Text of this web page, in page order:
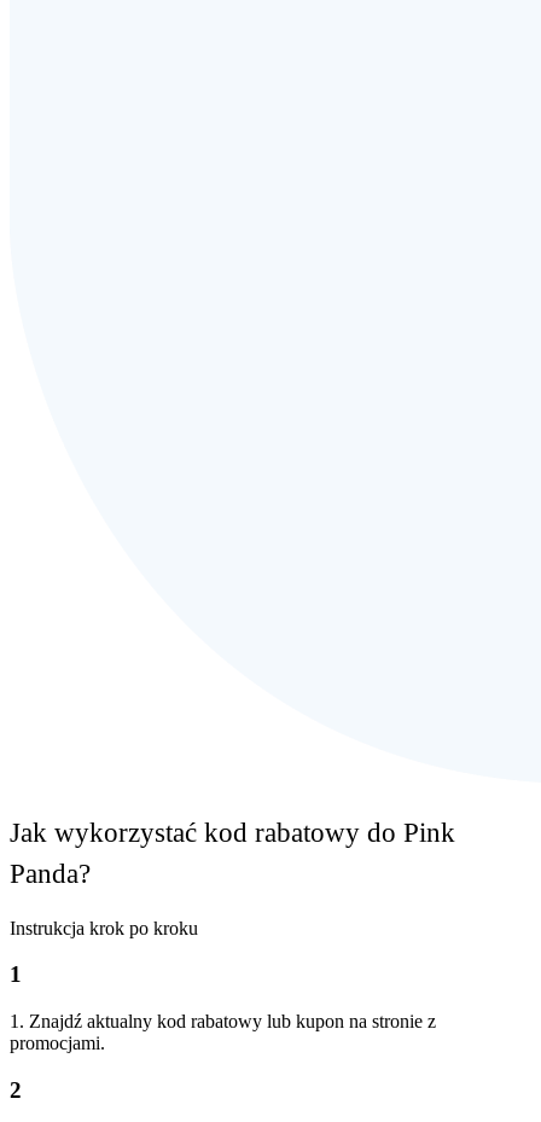
Jak wykorzystać kod rabatowy do Pink
Panda?
Instrukcja krok po kroku
1
1. Znajdź aktualny kod rabatowy lub kupon na stronie z
promocjami.
2